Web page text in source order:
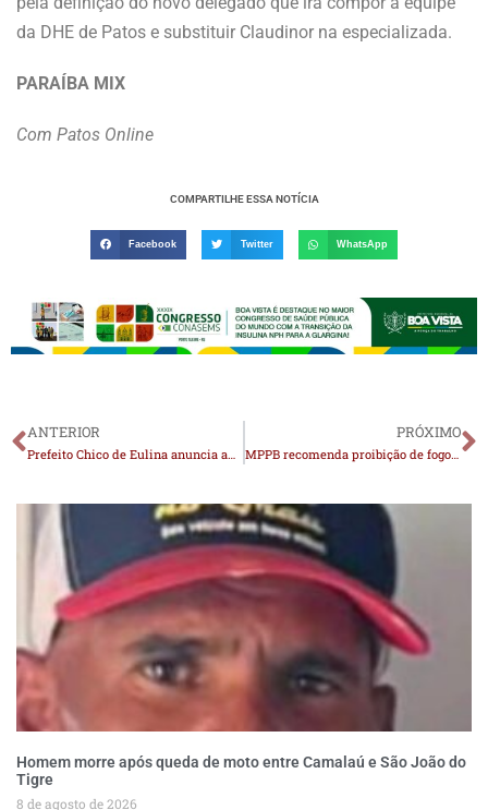
da DHE de Patos e substituir Claudinor na especializada.
PARAÍBA MIX
Com Patos Online
COMPARTILHE ESSA NOTÍCIA
Facebook Twitter WhatsApp
ANTERIOR
Prefeito Chico de Eulina anuncia ambulância, poços e asfalto para Malhada, através de Efraim Filho
PRÓXIMO
MPPB recomenda proibição de fogos com estampidos e fogueiras em sete municípios do Cariri
Homem morre após queda de moto entre Camalaú e São João do
Tigre
8 de agosto de 2026